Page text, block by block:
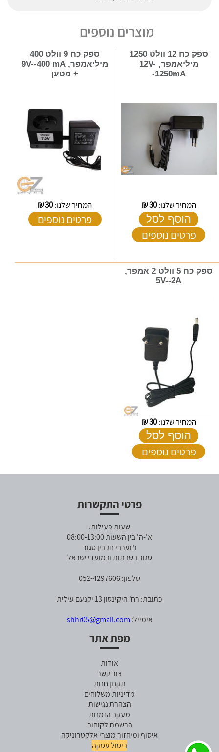
מוצרים נוספים
ספק כח 12 וולט 1250
מיליאמפר, 12V-
-1250mA
המחיר שלנו:30
₪
הוסף לסל
פרטים נוספים
ספק כח 9 וולט 400
מיליאמפר, 9V--400 mA
+ מטען
המחיר שלנו:30
₪
פרטים נוספים
ספק כח 5 וולט 2 אמפר,
5V--2A
המחיר שלנו:30
₪
הוסף לסל
פרטים נוספים
פרטי התקשרות
שעות פעילות:
א'-ה' בין השעות 08:00-13:00
ו' וערבי חג בין סגור
סגור בשבתות ובמועדי ישראל
טלפון: 052-4297606
כתובת: רח' היקינטון 13 יקנעם עילית
אימייל: shhr05@gmail.com
מפת אתר
אודות
צור קשר
תקנון חנות
מדיניות משלוחים
הצהרת נגישות
מעקב הזמנות
הרשמת לקוחות
איסוף ומיחזור מוצרי אלקטרוניקה
ביטול עסקה